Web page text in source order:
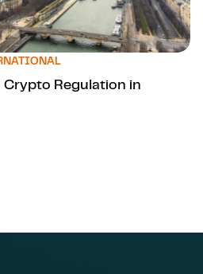
Regulation in France
Regulation in